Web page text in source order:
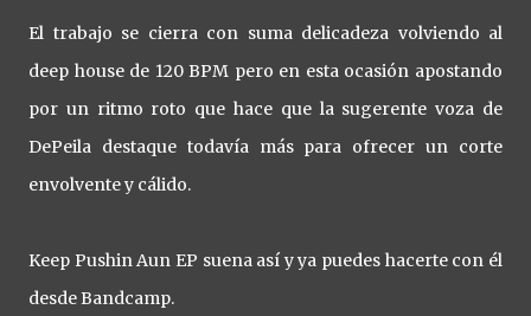
El trabajo se cierra con suma delicadeza volviendo al
deep house de 120 BPM pero en esta ocasión apostando
por un ritmo roto que hace que la sugerente voza de
DePeila destaque todavía más para ofrecer un corte
envolvente y cálido.
Keep Pushin Aun EP suena así y ya puedes hacerte con él
desde Bandcamp.